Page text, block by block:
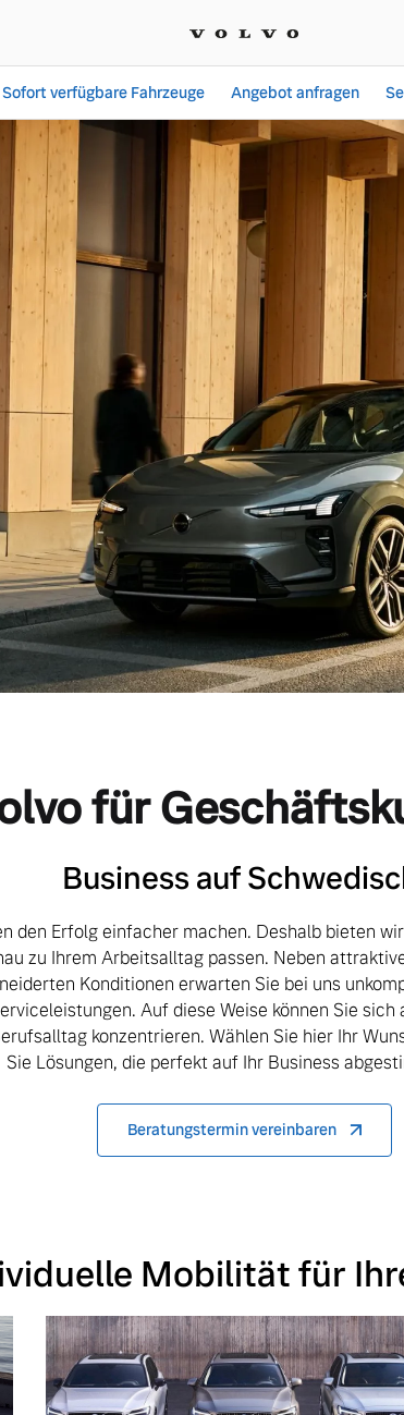
| Autohaus
Sofort verfügbare Fahrzeuge Angebot anfragen
für
Business auf
den Erfolg einfacher machen. Deshalb bieten
zu Ihrem Arbeitsalltag passen. Neben
Konditionen erwarten Sie bei uns
Auf diese Weise können Sie
konzentrieren. Wählen Sie hier Ihr
Sie Lösungen, die perfekt auf Ihr Business
Beratungstermin vereinbaren
Mobilität für